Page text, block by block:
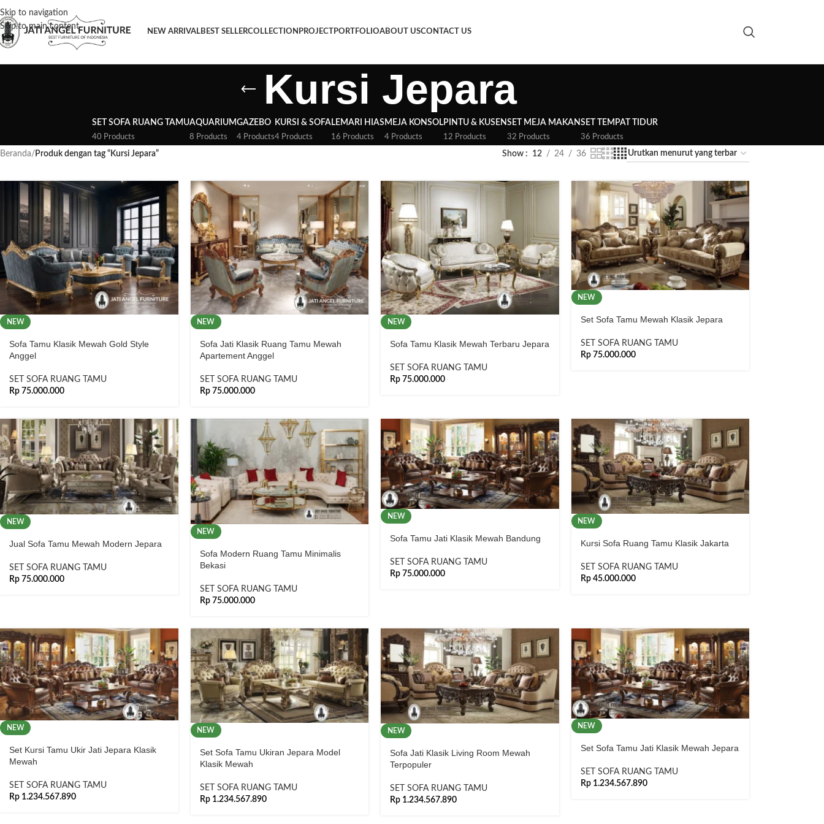
Skip to navigation
Skip to main content
NEW ARRIVALBEST SELLERCOLLECTION PROJECTPORTFOLIOABOUT USCONTACT US
Kursi Jepara
SET SOFA RUANG TAMU
40 Products
AQUARIUM
8 Products
GAZEBO
4 Products
KURSI & SOFA
4 Products
LEMARI HIAS
16 Products
MEJA KONSOL
4 Products
PINTU & KUSEN
12 Products
SET MEJA MAKAN
32 Products
SET TEMPAT TIDUR
36 Products
Beranda/ Produk dengan tag “Kursi Jepara” Show 12 24 36
NEW
Sofa Tamu Klasik Mewah Gold Style
Anggel
SET SOFA RUANG TAMU
Rp 75.000.000
NEW
Sofa Jati Klasik Ruang Tamu Mewah
Apartement Anggel
SET SOFA RUANG TAMU
Rp75.000.000
NEW
Sofa Tamu Klasik Mewah Terbaru Jepara
SET SOFA RUANG TAMU
Rp 75.000.000
NEW
Set Sofa Tamu Mewah Klasik Jepara
SET SOFA RUANG TAMU
Rp75.000.000
NEW
Jual Sofa Tamu Mewah Modern Jepara
SET SOFA RUANG TAMU
Rp 75.000.000
NEW
Sofa Modern Ruang Tamu Minimalis
Bekasi
SET SOFA RUANG TAMU
Rp75.000.000
NEW
Sofa Tamu Jati Klasik Mewah Bandung
SET SOFA RUANG TAMU
Rp 75.000.000
NEW
Kursi Sofa Ruang Tamu Klasik Jakarta
SET SOFA RUANG TAMU
Rp45.000.000
NEW
Set Kursi Tamu Ukir Jati Jepara Klasik
Mewah
SET SOFA RUANG TAMU
Rp 1.234.567.890
NEW
Set Sofa Tamu Ukiran Jepara Model
Klasik Mewah
SET SOFA RUANG TAMU
Rp1.234.567.890
NEW
Sofa Jati Klasik Living Room Mewah
Terpopuler
SET SOFA RUANG TAMU
Rp 1.234.567.890
NEW
Set Sofa Tamu Jati Klasik Mewah Jepara
SET SOFA RUANG TAMU
Rp1.234.567.890